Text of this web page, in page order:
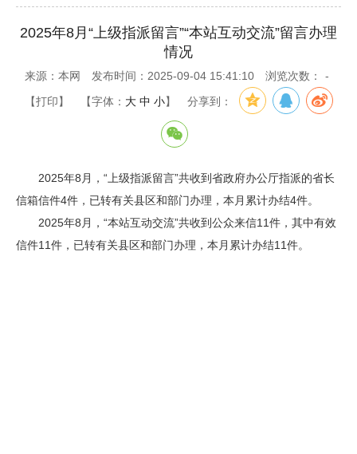
2025年8月“上级指派留言”“本站互动交流”留言办理
情况
来源：本网 发布时间：2025-09-04 15:41:10 浏览次数： -
【打印】 【字体： 大 中 小】 分享到：
2025年8月，“上级指派留言”共收到省政府办公厅指派的省长
信箱信件4件，已转有关县区和部门办理，本月累计办结4件。
2025年8月，“本站互动交流”共收到公众来信11件，其中有效
信件11件，已转有关县区和部门办理，本月累计办结11件。